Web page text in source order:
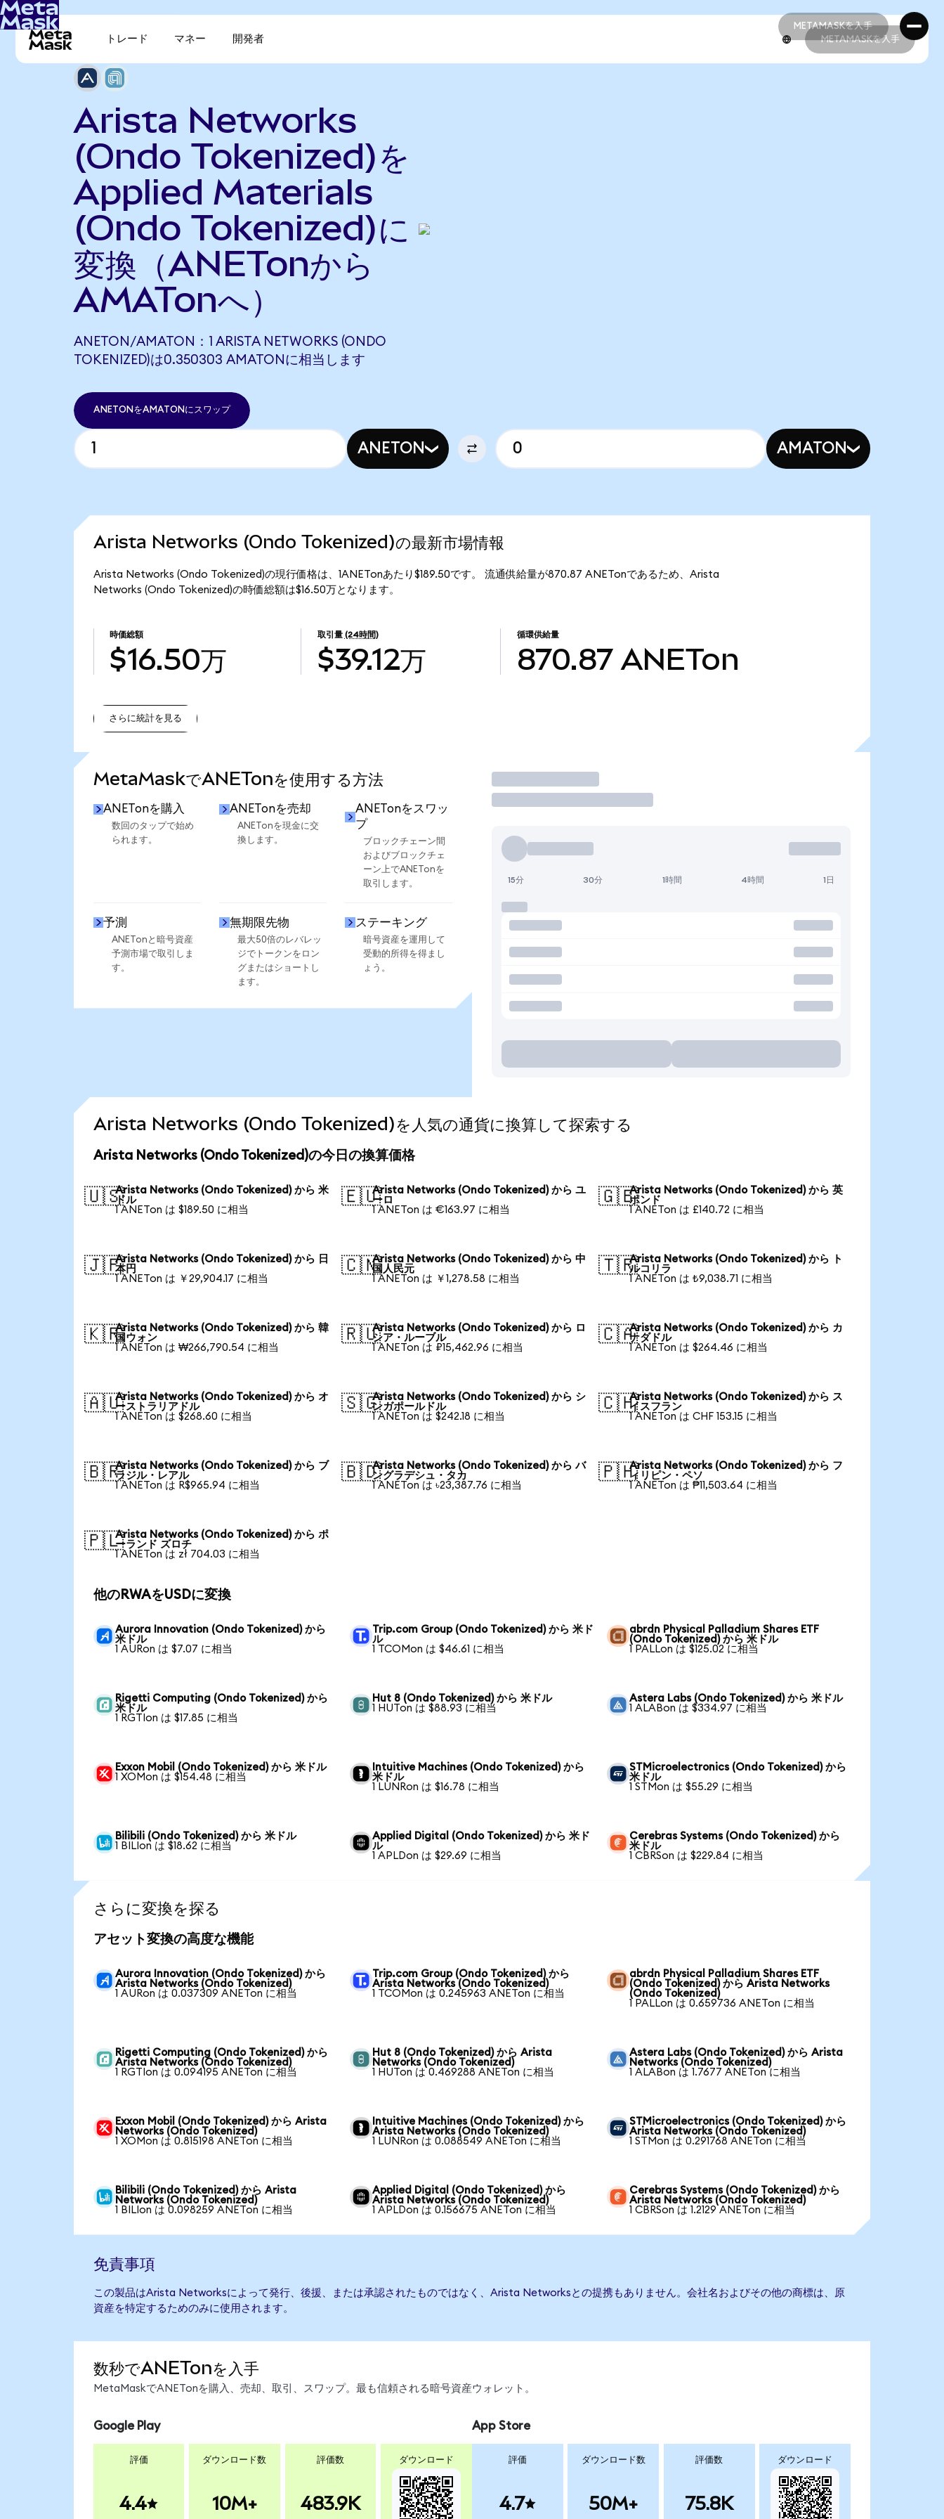
METAMASKを入手
METAMASKを入手
トレード マネー 開発者 METAMASKを入手
Arista Networks
(Ondo Tokenized)を
Applied Materials
(Ondo Tokenized)に
変換（ANETonから
AMATonへ）
ANETON/AMATON：1 ARISTA NETWORKS (ONDO
TOKENIZED)は0.350303 AMATONに相当します
ANETONをAMATONにスワップ
ANETON AMATON
Arista Networks (Ondo Tokenized)の最新市場情報
Arista Networks (Ondo Tokenized)の現行価格は、1ANETonあたり$189.50です。 流通供給量が870.87 ANETonであるため、Arista
Networks (Ondo Tokenized)の時価総額は$16.50万となります。
時価総額
$16.50万
取引量 (24時間)
$39.12万
循環供給量
870.87 ANETon
さらに統計を見る
MetaMaskでANETonを使用する方法
ANETonを購入
数回のタップで始め
られます。
ANETonを売却
ANETonを現金に交
換します。
ANETonをスワッ
プ
ブロックチェーン間
およびブロックチェ
ーン上でANETonを
取引します。
予測
ANETonと暗号資産
予測市場で取引しま
す。
無期限先物
最大50倍のレバレッ
ジでトークンをロン
グまたはショートし
ます。
ステーキング
暗号資産を運用して
受動的所得を得まし
ょう。
取引
15分 30分 1時間 4時間 1日
Arista Networks (Ondo Tokenized)を人気の通貨に換算して探索する
Arista Networks (Ondo Tokenized)の今日の換算価格
🇺🇸Arista Networks (Ondo Tokenized) から 米
ドル
1 ANETon は $189.50 に相当
🇪🇺Arista Networks (Ondo Tokenized) から ユ
ーロ
1 ANETon は €163.97 に相当
🇬🇧Arista Networks (Ondo Tokenized) から 英
ポンド
1 ANETon は £140.72 に相当
🇯🇵Arista Networks (Ondo Tokenized) から 日
本円
1 ANETon は ￥29,904.17 に相当
🇨🇳Arista Networks (Ondo Tokenized) から 中
国人民元
1 ANETon は ￥1,278.58 に相当
🇹🇷Arista Networks (Ondo Tokenized) から ト
ルコリラ
1 ANETon は ₺9,038.71 に相当
🇰🇷Arista Networks (Ondo Tokenized) から 韓
国ウォン
1 ANETon は ₩266,790.54 に相当
🇷🇺Arista Networks (Ondo Tokenized) から ロ
シア・ルーブル
1 ANETon は ₽15,462.96 に相当
🇨🇦Arista Networks (Ondo Tokenized) から カ
ナダドル
1 ANETon は $264.46 に相当
🇦🇺Arista Networks (Ondo Tokenized) から オ
ーストラリアドル
1 ANETon は $268.60 に相当
🇸🇬Arista Networks (Ondo Tokenized) から シ
ンガポールドル
1 ANETon は $242.18 に相当
🇨🇭Arista Networks (Ondo Tokenized) から ス
イスフラン
1 ANETon は CHF 153.15 に相当
🇧🇷Arista Networks (Ondo Tokenized) から ブ
ラジル・レアル
1 ANETon は R$965.94 に相当
🇧🇩Arista Networks (Ondo Tokenized) から バ
ングラデシュ・タカ
1 ANETon は ৳23,387.76 に相当
🇵🇭Arista Networks (Ondo Tokenized) から フ
ィリピン・ペソ
1 ANETon は ₱11,503.64 に相当
🇵🇱Arista Networks (Ondo Tokenized) から ポ
ーランド ズロチ
1 ANETon は zł 704.03 に相当
他のRWAをUSDに変換
Aurora Innovation (Ondo Tokenized) から
米ドル
1 AURon は $7.07 に相当
Trip.com Group (Ondo Tokenized) から 米ド
ル
1 TCOMon は $46.61 に相当
abrdn Physical Palladium Shares ETF
(Ondo Tokenized) から 米ドル
1 PALLon は $125.02 に相当
Rigetti Computing (Ondo Tokenized) から
米ドル
1 RGTIon は $17.85 に相当
Hut 8 (Ondo Tokenized) から 米ドル
1 HUTon は $88.93 に相当
Astera Labs (Ondo Tokenized) から 米ドル
1 ALABon は $334.97 に相当
Exxon Mobil (Ondo Tokenized) から 米ドル
1 XOMon は $154.48 に相当
Intuitive Machines (Ondo Tokenized) から
米ドル
1 LUNRon は $16.78 に相当
STMicroelectronics (Ondo Tokenized) から
米ドル
1 STMon は $55.29 に相当
Bilibili (Ondo Tokenized) から 米ドル
1 BILIon は $18.62 に相当
Applied Digital (Ondo Tokenized) から 米ド
ル
1 APLDon は $29.69 に相当
Cerebras Systems (Ondo Tokenized) から
米ドル
1 CBRSon は $229.84 に相当
さらに変換を探る
アセット変換の高度な機能
Aurora Innovation (Ondo Tokenized) から
Arista Networks (Ondo Tokenized)
1 AURon は 0.037309 ANETon に相当
Trip.com Group (Ondo Tokenized) から
Arista Networks (Ondo Tokenized)
1 TCOMon は 0.245963 ANETon に相当
abrdn Physical Palladium Shares ETF
(Ondo Tokenized) から Arista Networks
(Ondo Tokenized)
1 PALLon は 0.659736 ANETon に相当
Rigetti Computing (Ondo Tokenized) から
Arista Networks (Ondo Tokenized)
1 RGTIon は 0.094195 ANETon に相当
Hut 8 (Ondo Tokenized) から Arista
Networks (Ondo Tokenized)
1 HUTon は 0.469288 ANETon に相当
Astera Labs (Ondo Tokenized) から Arista
Networks (Ondo Tokenized)
1 ALABon は 1.7677 ANETon に相当
Exxon Mobil (Ondo Tokenized) から Arista
Networks (Ondo Tokenized)
1 XOMon は 0.815198 ANETon に相当
Intuitive Machines (Ondo Tokenized) から
Arista Networks (Ondo Tokenized)
1 LUNRon は 0.088549 ANETon に相当
STMicroelectronics (Ondo Tokenized) から
Arista Networks (Ondo Tokenized)
1 STMon は 0.291768 ANETon に相当
Bilibili (Ondo Tokenized) から Arista
Networks (Ondo Tokenized)
1 BILIon は 0.098259 ANETon に相当
Applied Digital (Ondo Tokenized) から
Arista Networks (Ondo Tokenized)
1 APLDon は 0.156675 ANETon に相当
Cerebras Systems (Ondo Tokenized) から
Arista Networks (Ondo Tokenized)
1 CBRSon は 1.2129 ANETon に相当
免責事項
この製品はArista Networksによって発行、後援、または承認されたものではなく、Arista Networksとの提携もありません。会社名およびその他の商標は、原
資産を特定するためのみに使用されます。
数秒でANETonを入手
MetaMaskでANETonを購入、売却、取引、スワップ。最も信頼される暗号資産ウォレット。
Google Play
評価
4.4
ダウンロード数
10M+
評価数
483.9K
ダウンロード
App Store
評価
4.7
ダウンロード数
50M+
評価数
75.8K
ダウンロード